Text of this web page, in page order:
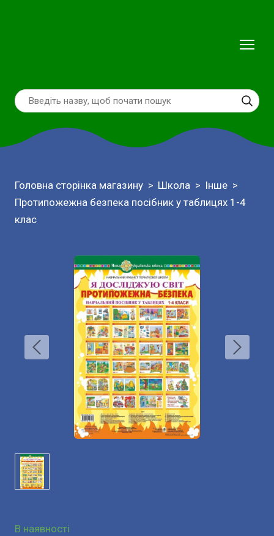
Головна сторінка магазину Школа
Інше
Протипожежна безпека посібник у таблицях 1-4
клас
В наявності